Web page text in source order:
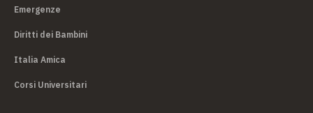
Emergenze
Diritti dei Bambini
Italia Amica
Corsi Universitari